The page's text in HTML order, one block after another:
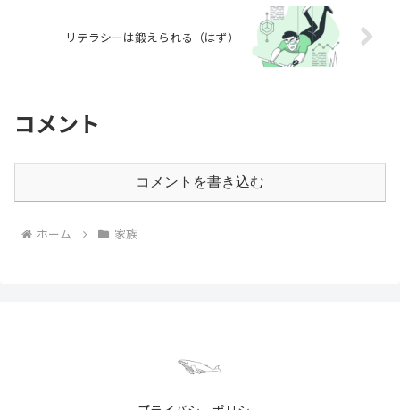
リテラシーは鍛えられる（はず）
コメント
コメントを書き込む
ホーム 家族